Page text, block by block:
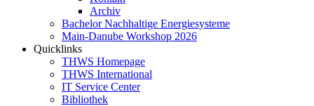
Archiv
Bachelor Nachhaltige Energiesysteme
Main-Danube Workshop 2026
Quicklinks
THWS Homepage
THWS International
IT Service Center
Bibliothek